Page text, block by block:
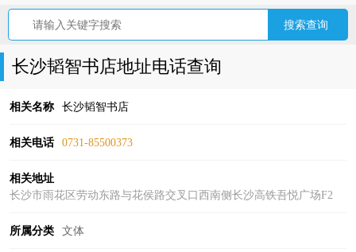
长沙韬智书店地址电话查询
相关名称 长沙韬智书店
相关电话 0731-85500373
相关地址
长沙市雨花区劳动东路与花侯路交叉口西南侧长沙高铁吾悦广场F2
所属分类 文体